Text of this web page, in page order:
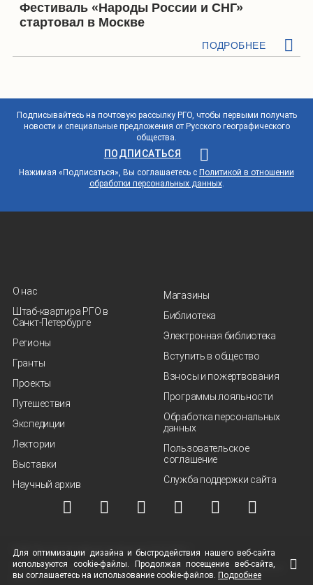
Фестиваль «Народы России и СНГ»
стартовал в Москве
ПОДРОБНЕЕ
Подписывайтесь на почтовую рассылку РГО, чтобы первыми получать
новости и специальные предложения от Русского географического
общества.
ПОДПИСАТЬСЯ
Нажимая «Подписаться», Вы соглашаетесь с Политикой в отношении
обработки персональных данных.
О нас
Штаб-квартира РГО в
Санкт‑Петербурге
Регионы
Гранты
Проекты
Путешествия
Экспедиции
Лектории
Выставки
Научный архив
Магазины
Библиотека
Электронная библиотека
Вступить в общество
Взносы и пожертвования
Программы лояльности
Обработка персональных
данных
Пользовательское
соглашение
Служба поддержки сайта
© ВОО "Русское географическое общество", 2013-2026 г.
Условия использования материалов
Политика защиты и обработки персональных
данных
Для оптимизации дизайна и быстродействия нашего веб-сайта
используются cookie-файлы. Продолжая посещение веб-сайта,
вы соглашаетесь на использование cookie-файлов. Подробнее